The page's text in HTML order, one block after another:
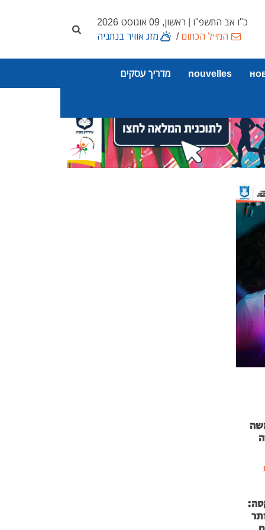
כ"ו אב התשפ"ו | ראשון, 09 אוגוסט 2026
המייל הכתום/ מזג אוויר בנתניה
nouvelles מדריך עסקים
נמשה
אותר